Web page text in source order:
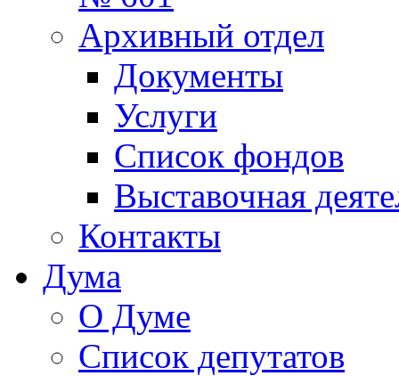
Архивный отдел
Документы
Услуги
Список фондов
Выставочная
Контакты
Дума
О Думе
Список депутатов